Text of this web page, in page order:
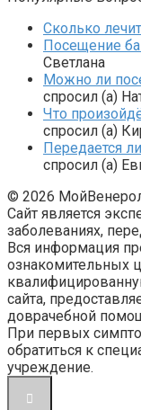
Сколько
Посещение
Светлана
Можно ли
спросил (а)
Что
спросил (а)
Передается
спросил (а)
© 2026
Сайт является
заболеваниях,
Вся информация
ознакомительных
сайта,
доврачебной
При первых
обратиться к
учреждение.